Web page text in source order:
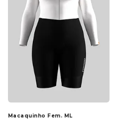
Macaquinho Fem. ML